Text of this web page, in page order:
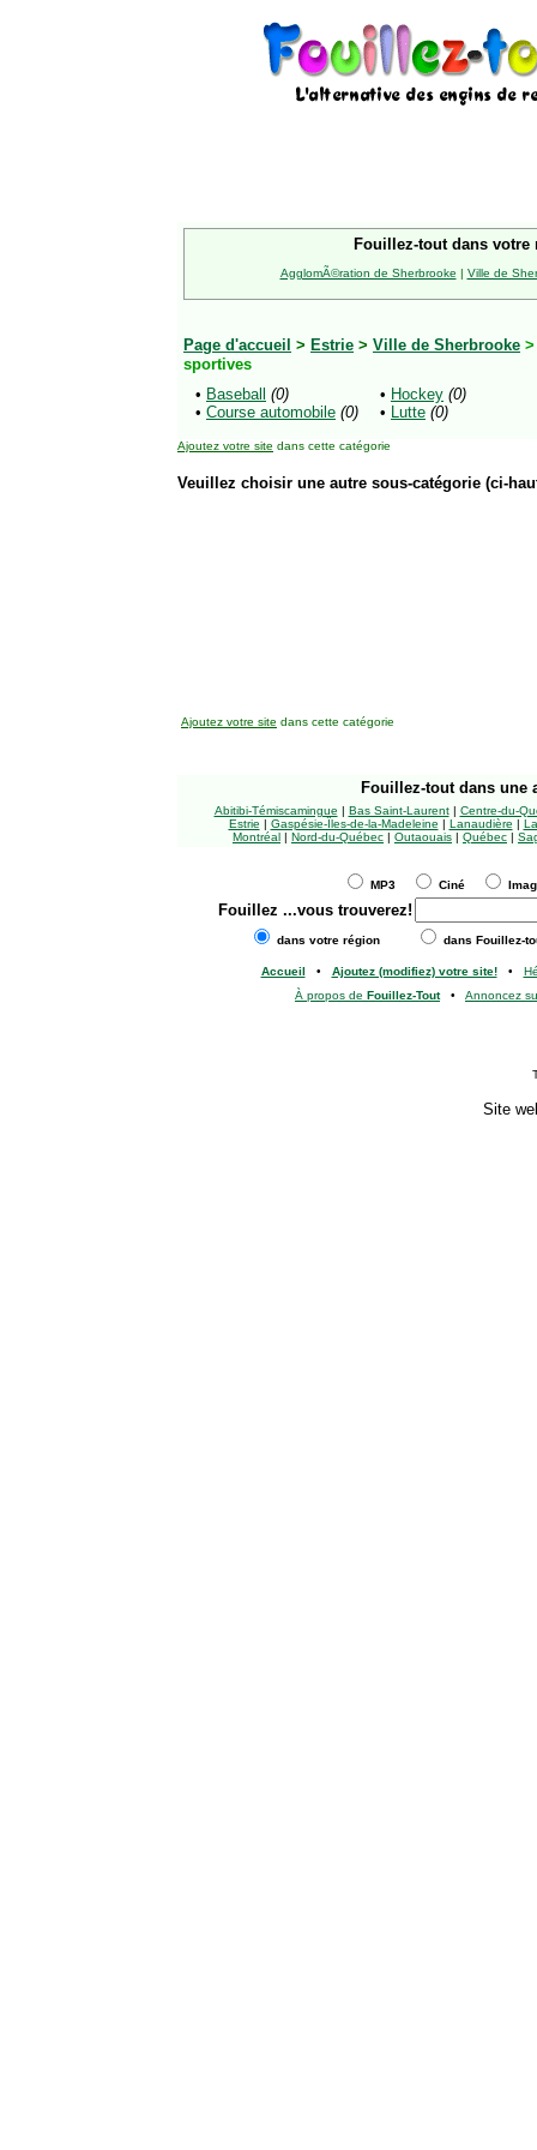
Fouillez-tout dans votre
AgglomÃ©ration de Sherbrooke | Ville de
Page d'accueil > Estrie > Ville de Sherbrooke
sportives
• Baseball (0)
• Course automobile (0)
• Hockey (0)
• Lutte (0)
Ajoutez votre site dans cette catégorie
Veuillez choisir une autre sous-catégorie (ci-
Ajoutez votre site dans cette catégorie
Fouillez-tout dans une
Abitibi-Témiscamingue | Bas Saint-Laurent| Centre-du-
Estrie | Gaspésie-Îles-de-la-Madeleine | Lanaudière |
Montréal | Nord-du-Québec | Outaouais | Québec |
MP3 Ciné
Fouillez ...vous trouverez!
dans votre région dans Fouillez-
Accueil • Ajoutez (modifiez) votre site!•
À propos de Fouillez-Tout• Annoncez
Site